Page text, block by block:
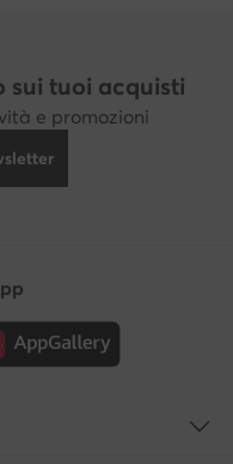
sui tuoi acquisti
e promozioni